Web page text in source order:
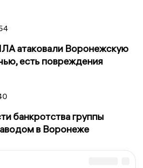
атаковали Воронежскую
есть повреждения
банкротства группы
в Воронеже